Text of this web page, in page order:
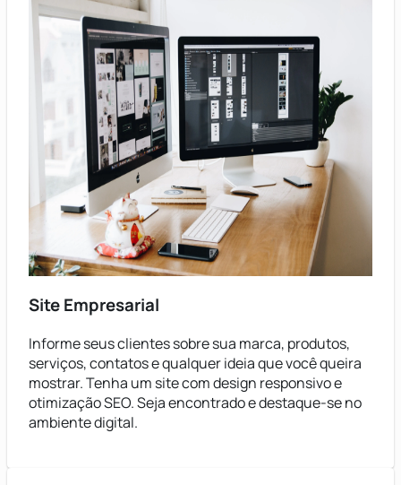
Site Empresarial
Informe seus clientes sobre sua marca, produtos,
serviços, contatos e qualquer ideia que você queira
mostrar. Tenha um site com design responsivo e
otimização SEO. Seja encontrado e destaque-se no
ambiente digital.